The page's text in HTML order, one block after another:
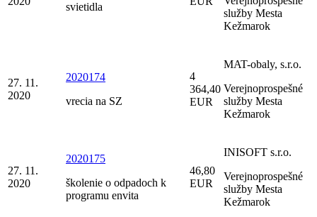
svietidla
služby Mesta
Kežmarok
27. 11.
2020
2020174
vrecia na SZ
4
364,40
EUR
MAT-obaly, s.r.o.
Verejnoprospešné
služby Mesta
Kežmarok
27. 11.
2020
2020175
školenie o odpadoch k
programu envita
46,80
EUR
INISOFT s.r.o.
Verejnoprospešné
služby Mesta
Kežmarok